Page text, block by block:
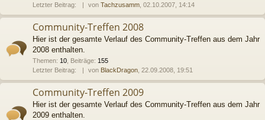
Letzter Beitrag:
von Tachzusamm , 02.10.2007, 14:14
Community-Treffen 2008
Hier ist der gesamte Verlauf des Community-Treffen aus dem Jahr
2008 enthalten.
Themen: 10 Beiträge: 155
Letzter Beitrag:
von BlackDragon , 22.09.2008, 19:51
Community-Treffen 2009
Hier ist der gesamte Verlauf des Community-Treffen aus dem Jahr
2009 enthalten.